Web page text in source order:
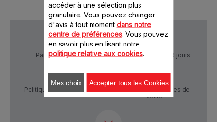
Paiement Sécurisé Livraison sous 5 à 6 jours
Politique de confidentialité
Conditions générales de
vente
accéder à une sélection plus
granulaire. Vous pouvez changer
d'avis à tout moment dans notre
centre de préférences. Vous pouvez
en savoir plus en lisant notre
politique relative aux cookies.
Mes choix Accepter tous les Cookies